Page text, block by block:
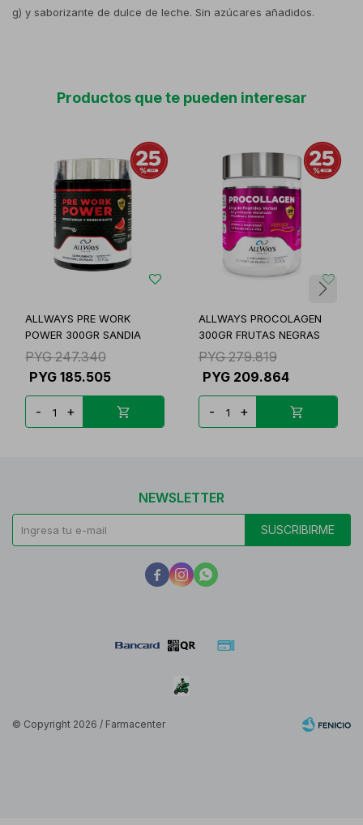
g) y saborizante de dulce de leche. Sin azúcares añadidos.
Productos que te pueden interesar
ALLWAYS PRE WORK
POWER 300GR SANDIA
PYG 247.340
PYG 185.505
- +
ALLWAYS PROCOLAGEN
300GR FRUTAS NEGRAS
PYG 279.819
PYG 209.864
- +
NEWSLETTER
SUSCRIBIRME
  
© Copyright 2026 / Farmacenter